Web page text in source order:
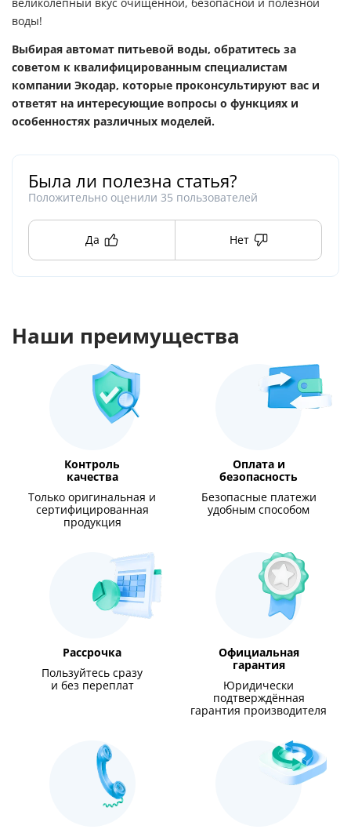
великолепный вкус очищенной, безопасной и полезной
воды!
Выбирая автомат питьевой воды, обратитесь за
советом к квалифицированным специалистам
компании Экодар, которые проконсультируют вас и
ответят на интересующие вопросы о функциях и
особенностях различных моделей.
Была ли полезна статья?
Положительно оценили 35 пользователей
Да Нет
Наши преимущества
Контроль
качества
Только оригинальная и
сертифицированная
продукция
Оплата и
безопасность
Безопасные платежи
удобным способом
Рассрочка
Пользуйтесь сразу
и без переплат
Официальная
гарантия
Юридически
подтверждённая
гарантия производителя